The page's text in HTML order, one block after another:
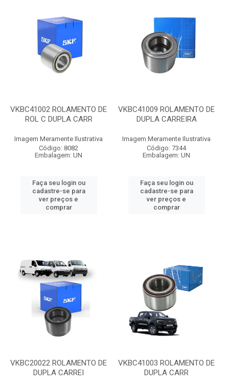
VKBC41002 ROLAMENTO DE
ROL C DUPLA CARR
Imagem Meramente Ilustrativa
Código: 8082
Embalagem: UN
Faça seu login ou
cadastre-se para
ver preços e
comprar
VKBC41009 ROLAMENTO DE
DUPLA CARREIRA
Imagem Meramente Ilustrativa
Código: 7344
Embalagem: UN
Faça seu login ou
cadastre-se para
ver preços e
comprar
VKBC20022 ROLAMENTO DE
DUPLA CARREI
VKBC41003 ROLAMENTO DE
DUPLA CARR